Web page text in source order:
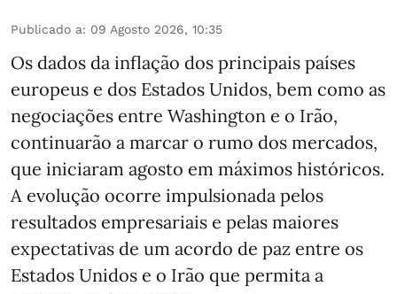
Publicado a: 09 Agosto 2026, 10:35
Os dados da inflação dos principais países
europeus e dos Estados Unidos, bem como as
negociações entre Washington e o Irão,
continuarão a marcar o rumo dos mercados,
que iniciaram agosto em máximos históricos.
A evolução ocorre impulsionada pelos
resultados empresariais e pelas maiores
expectativas de um acordo de paz entre os
Estados Unidos e o Irão que permita a